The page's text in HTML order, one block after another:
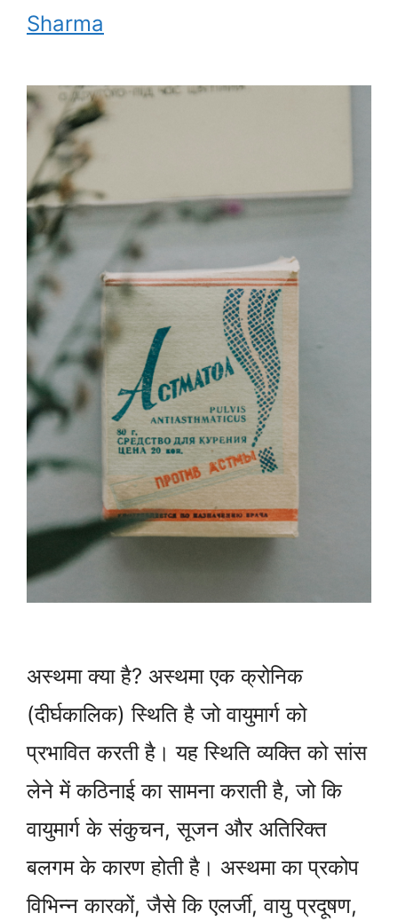
Sharma
अस्थमा क्या है? अस्थमा एक क्रोनिक
(दीर्घकालिक) स्थिति है जो वायुमार्ग को
प्रभावित करती है। यह स्थिति व्यक्ति को सांस
लेने में कठिनाई का सामना कराती है, जो कि
वायुमार्ग के संकुचन, सूजन और अतिरिक्त
बलगम के कारण होती है। अस्थमा का प्रकोप
विभिन्न कारकों, जैसे कि एलर्जी, वायु प्रदूषण,